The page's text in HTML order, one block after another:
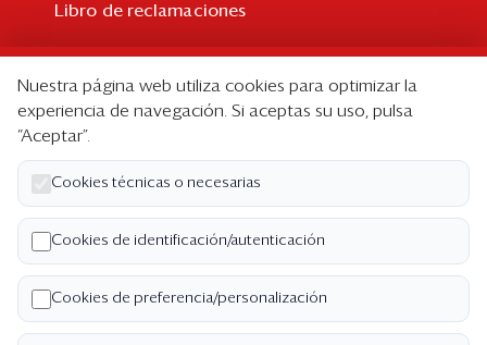
Libro de reclamaciones
Suscripción individual
Paquetes corporativos
Edición Impresa
Nosotros
Quiénes somos
Código de ética
Términos y Condiciones
Nuestra página web utiliza cookies para optimizar la
experiencia de navegación. Si aceptas su uso, pulsa
“Aceptar”.
Cookies técnicas o necesarias
Cookies de identificación/autenticación
Cookies de preferencia/personalización